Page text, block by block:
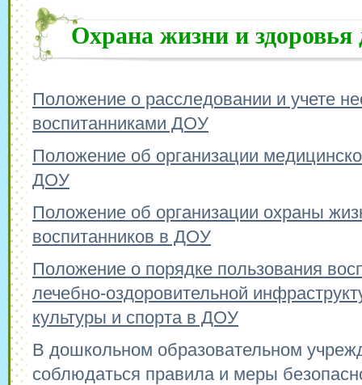
Охрана жизни и
Положение о расследовании и учете
воспитанниками ДОУ
Положение об организации
ДОУ
Положение об организации охраны
воспитанников в ДОУ
Положение о порядке пользования
лечебно-оздоровительной
культуры и спорта в ДОУ
В дошкольном образовательном
соблюдаться правила и меры